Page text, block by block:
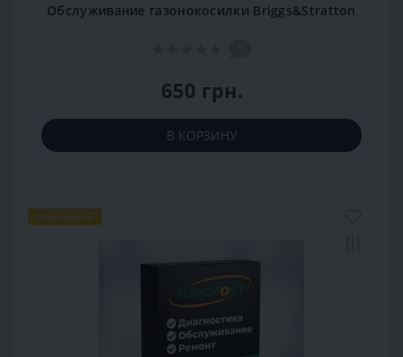
Обслуживание газонокосилки Briggs&Stratton
650 грн.
В КОРЗИНУ
Популярный